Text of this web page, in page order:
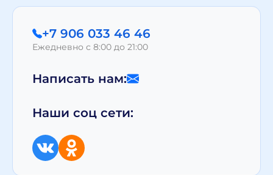
+7 906 033 46 46
Ежедневно с 8:00 до 21:00
Написать нам:
Наши соц сети: